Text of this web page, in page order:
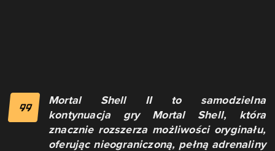
Mortal Shell II to samodzielna
kontynuacja gry Mortal Shell, która
znacznie rozszerza możliwości oryginału,
oferując nieograniczoną, pełną adrenaliny